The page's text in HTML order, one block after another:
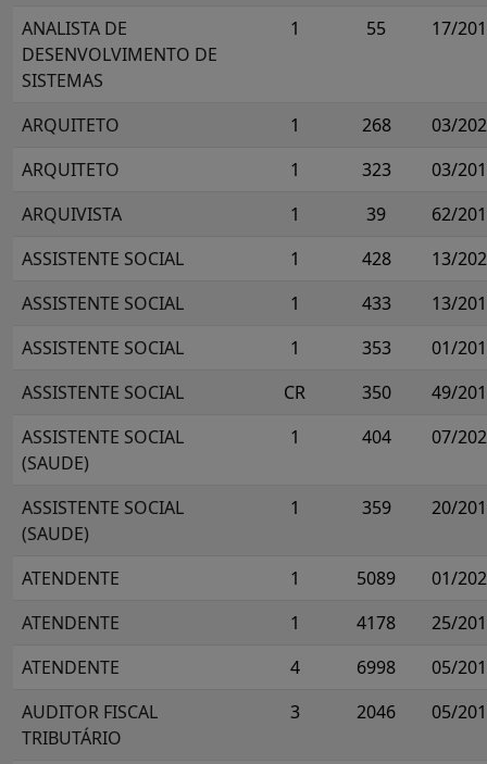
ANALISTA DE
DESENVOLVIMENTO DE
SISTEMAS
1 55 17/
ARQUITETO 1 268
03/
ARQUITETO
1 323
03/
ARQUIVISTA
1 39
62/
ASSISTENTE SOCIAL
1 428
13/
ASSISTENTE SOCIAL
1 433
13/
ASSISTENTE SOCIAL
1 353
01/
ASSISTENTE SOCIAL
CR 350
49/
ASSISTENTE SOCIAL
(SAUDE)
1 404 07/
ASSISTENTE SOCIAL
(SAUDE)
1 359 20/
ATENDENTE 1 5089
01/
ATENDENTE
1 4178
25/
ATENDENTE
4 6998
05/
AUDITOR FISCAL
TRIBUTÁRIO
3 2046 05/